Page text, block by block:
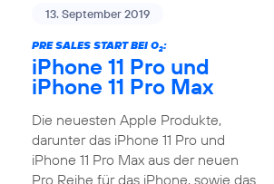
13. September 2019
PRE SALES START BEI O2:
iPhone 11 Pro und
iPhone 11 Pro Max
Die neuesten Apple Produkte,
darunter das iPhone 11 Pro und
iPhone 11 Pro Max aus der neuen
Pro Reihe für das iPhone, sowie das